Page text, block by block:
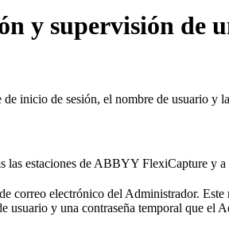
y supervisión de
inicio de sesión, el nombre de usuario
las estaciones de ABBYY FlexiCapture y
correo electrónico del Administrador.
usuario y una contraseña temporal que el